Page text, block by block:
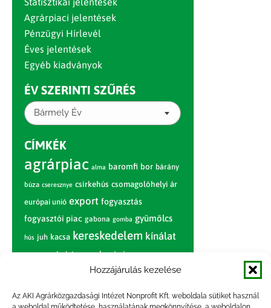
Hozzájárulás kezelése
Az AKI Agrárközgazdasági Intézet Nonprofit Kft. weboldala sütiket használ
Agrárpiaci jelentések
Pénzügyi Hírlevél
Éves jelentések
Egyéb kiadványok
ÉV SZERINTI SZŰRÉS
Bármely Év
CÍMKÉK
agrárpiac alma baromfi bor bárány
búza cseresznye csirkehús csomagolóhelyi ár
európai unió export fogyasztás
fogyasztói piac gabona gomba gyümölcs
hús juh kacsa kereskedelem kínálat
körte marhahús nagybani piac narancs
nemzetközi árinformációk
paradicsom piac piaci jelentés